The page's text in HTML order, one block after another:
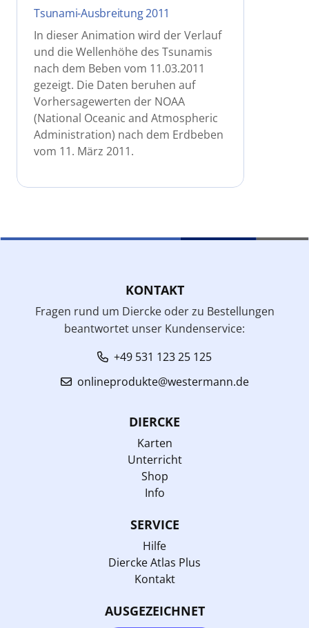
Tsunami-Ausbreitung 2011
In dieser Animation wird der Verlauf
und die Wellenhöhe des Tsunamis
nach dem Beben vom 11.03.2011
gezeigt. Die Daten beruhen auf
Vorhersagewerten der NOAA
(National Oceanic and Atmospheric
Administration) nach dem Erdbeben
vom 11. März 2011.
KONTAKT
Fragen rund um Diercke oder zu Bestellungen
beantwortet unser Kundenservice:
+49 531 123 25 125
onlineprodukte@westermann.de
DIERCKE
Karten
Unterricht
Shop
Info
SERVICE
Hilfe
Diercke Atlas Plus
Kontakt
AUSGEZEICHNET